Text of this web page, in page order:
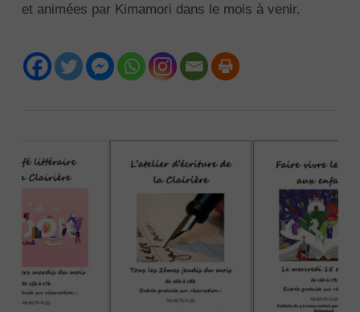
VIEW POST
et animées par Kimamori dans le mois à venir.